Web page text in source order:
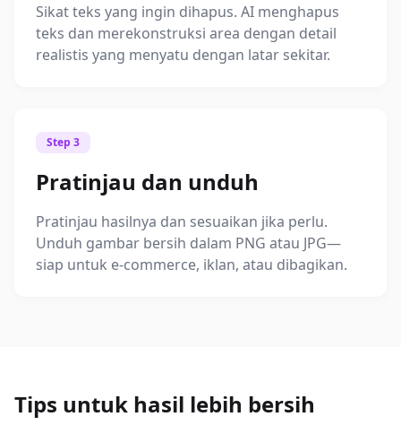
Sikat teks yang ingin dihapus. AI menghapus
teks dan merekonstruksi area dengan detail
realistis yang menyatu dengan latar sekitar.
Step 3
Pratinjau dan unduh
Pratinjau hasilnya dan sesuaikan jika perlu.
Unduh gambar bersih dalam PNG atau JPG—
siap untuk e‑commerce, iklan, atau dibagikan.
Tips untuk hasil lebih bersih